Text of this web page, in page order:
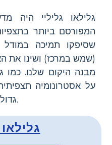
גלילאו גליליי היה
המפורסם ביותר
שסיפקו תמיכה במודל
(שמש במרכז) ושינו את
מבנה היקום שלנו. כמו
על אסטרונומיה
גדולות בתחום של קינמטיקה.
גלילאו